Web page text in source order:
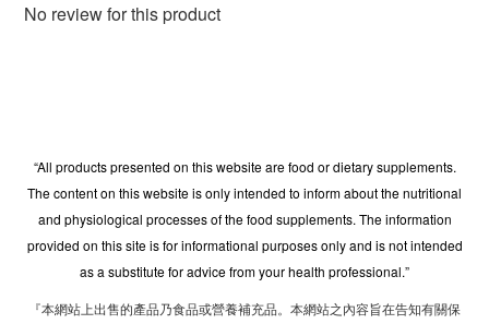
No review for this product
“All products presented on this website are food or dietary supplements.
The content on this website is only intended to inform about the nutritional
and physiological processes of the food supplements. The information
provided on this site is for informational purposes only and is not intended
as a substitute for advice from your health professional.”
『本網站上出售的產品乃食品或營養補充品。本網站之內容旨在告知有關保